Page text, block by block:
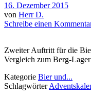
16. Dezember 2015
von Herr D.
Schreibe einen
Zweiter Auftritt für die
Vergleich zum Berg-
Kategorie Bier und...
Schlagwörter